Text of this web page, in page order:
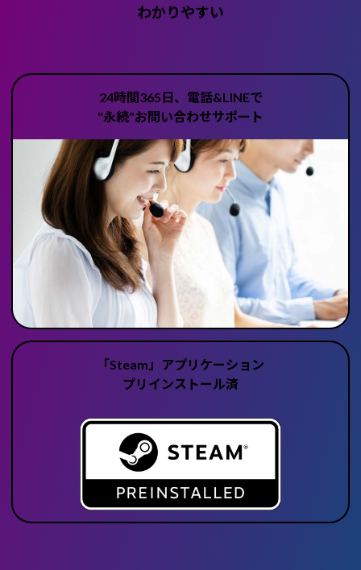
わかりやすい
24時間365日、電話&LINEで
"永続"お問い合わせサポート
「Steam」アプリケーション
プリインストール済